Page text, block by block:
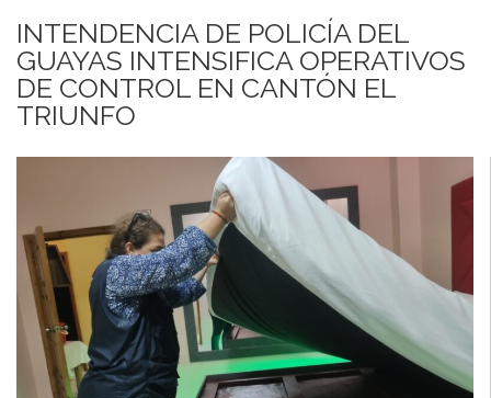
INTENDENCIA DE POLICÍA DEL
GUAYAS INTENSIFICA OPERATIVOS
DE CONTROL EN CANTÓN EL
TRIUNFO